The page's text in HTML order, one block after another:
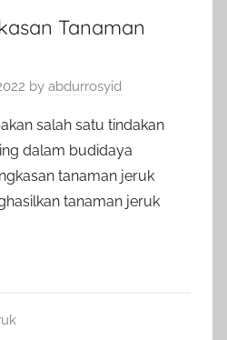
Tanaman
by abdurrosyid
salah satu tindakan
dalam budidaya
tanaman jeruk
tanaman jeruk